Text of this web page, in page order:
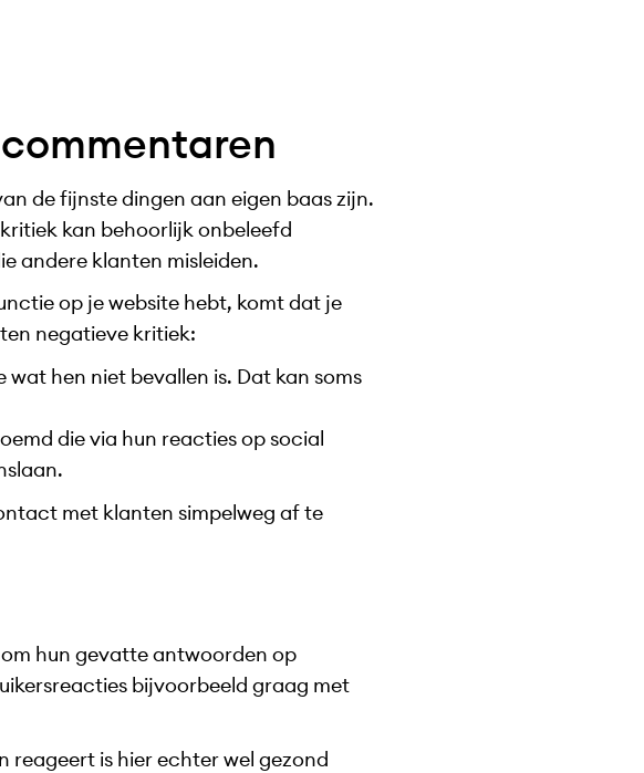
de fijnste dingen aan eigen baas zijn.
kan behoorlijk onbeleefd
andere klanten misleiden.
op je website hebt, komt dat je
negatieve kritiek:
hen niet bevallen is. Dat kan soms
die via hun reacties op social
met klanten simpelweg af te
hun gevatte antwoorden op
bijvoorbeeld graag met
reageert is hier echter wel gezond